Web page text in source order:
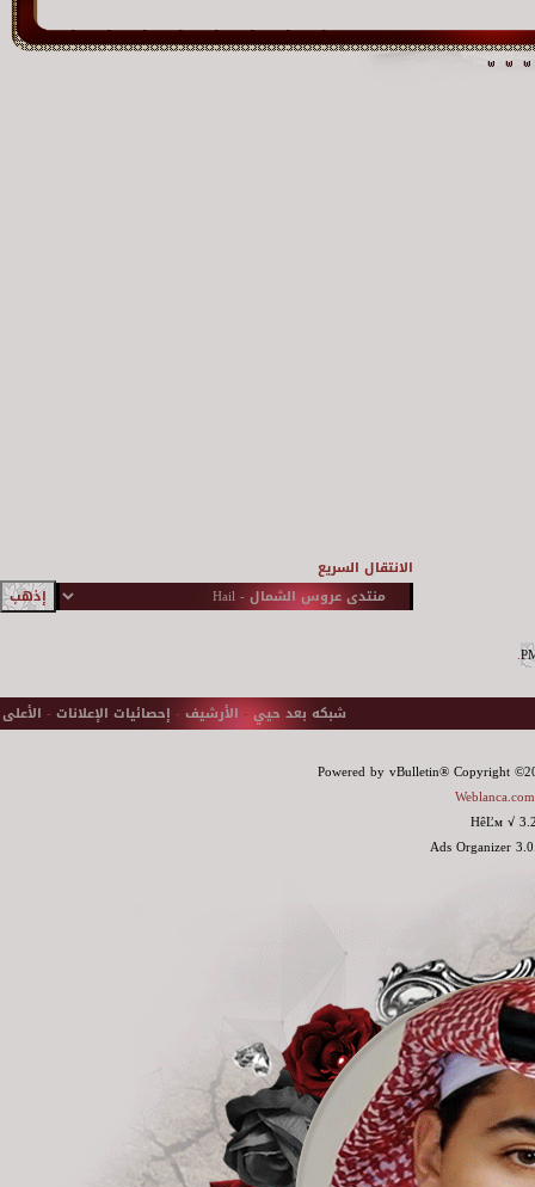
الانتقال السريع
.
شبكه بعد حيي- الأرشيف - إحصائيات الإعلانات - الأعلى
Powered by vBulletin® Copyright
Weblanca.com
HêĽм √
Ads Organizer